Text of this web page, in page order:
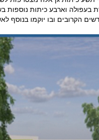
בעפולה וארבע כיתות נוספות
הקרובים ובו יוקמו בנוסף